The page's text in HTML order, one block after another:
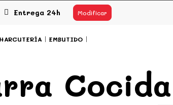
Entrega 24h Modificar
EMBUTIDO
Cocida